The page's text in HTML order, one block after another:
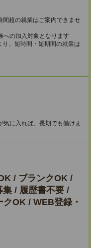
超の就業はご案内できませ
の加入対象となります
、短時間・短期間の就業は
に入れば、長期でも働けま
/ ブランクOK /
集 / 履歴書不要 /
OK / WEB登録・